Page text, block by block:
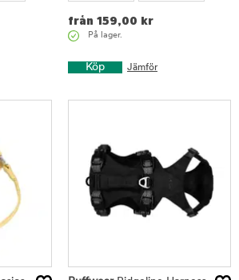
från 159,00 kr
På lager.
Köp Jämför